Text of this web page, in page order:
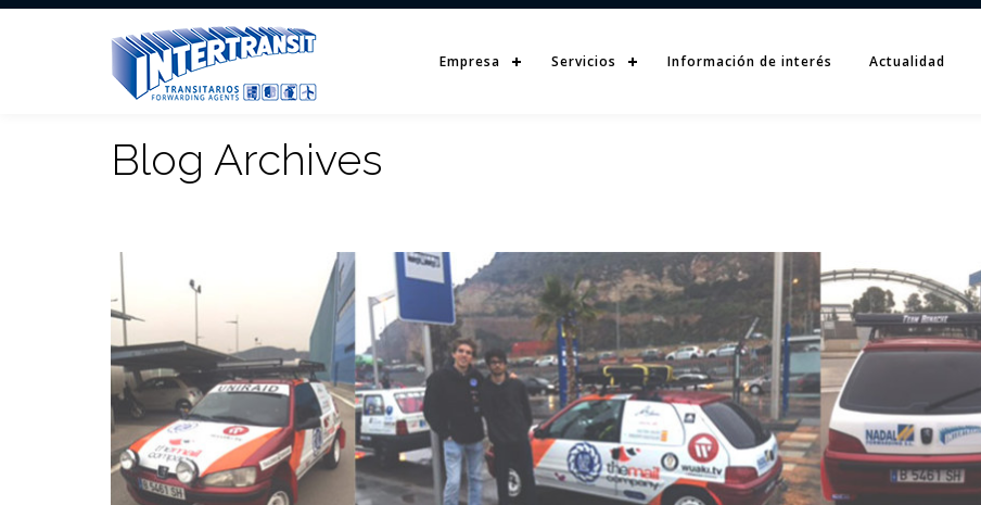
Empresa Servicios Información de interés Actualidad
Blog Archives